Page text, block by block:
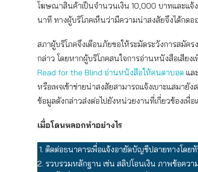
โฆษณาสินค้าเป็นจำนวนเงิน 10,000 บาทและแจ้
นาที ทางผู้บริโภคเห็นว่ามีความน่าสงสัยจึงได้กดอ
สภาผู้บริโภคจึงเตือนภัยขอให้ระมัดระวังการสมั
กล่าว โดยหากผู้บริโภคสนใจการอ่านหนังสือเสีย
Read for the Blind อ่านหนังสือให้คนตาบอด แล
หรือเพจเข้าข่ายน่าสงสัยสามารถแจ้งเบาะแสมายั
ข้อมูลดังกล่าวส่งต่อไปยังหน่วยงานที่เกี่ยวข้องเพื่อ
เมื่อโดนหลอกทำอย่างไร
ติดต่อธนาคารเพื่อแจ้งอายัดบัญชีปลายทางโดย
รวบรวมหลักฐาน เช่น สลิปโอนเงิน ภาพข้อควา